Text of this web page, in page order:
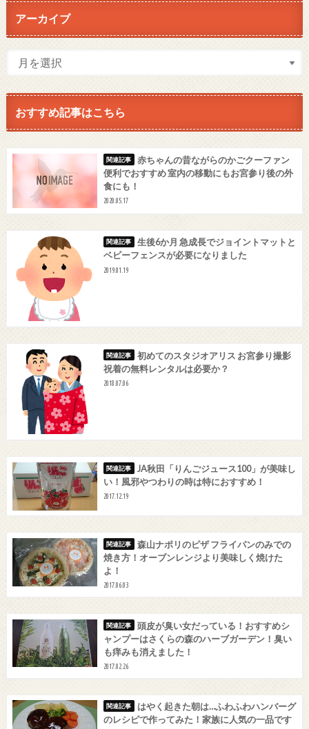
アーカイブ
おすすめ記事はこちら
赤ちゃんの昔ながらのかごクーファン
便利でおすすめ 室内の移動にもお宮参り後の外
食にも！
2020.05.17
生後6か月 急成長でジョイントマットと
ベビーフェンスが必要になりました
2019.01.19
初めてのスタジオアリス お宮参り撮影
祝着の無料レンタルは必要か？
2018.07.06
JA秋田「りんごジュース100」が美味し
い！風邪やつわりの時は特におすすめ！
2017.12.19
森山ナポリのピザ フライパンのみでの
焼き方！オーブンレンジより美味しく焼けた
よ！
2017.06.03
頭皮が臭い女だっている！おすすめシ
ャンプーはさくらの森のハーブガーデン！臭い
も痒みも消えました！
2017.02.26
はやく起きた朝は…ふわふわハンバーグ
のレシピで作ってみた！家族に人気の一品です